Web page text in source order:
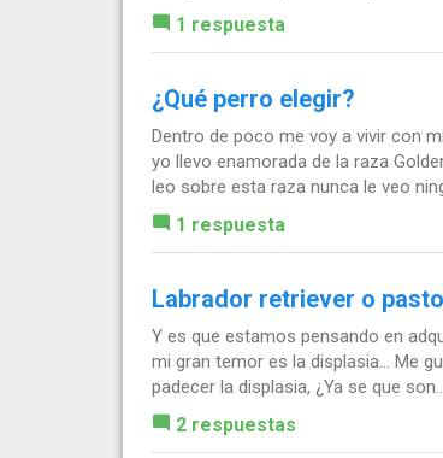
1 respuesta
¿Qué perro elegir?
Dentro de poco me voy a vivir con
yo llevo enamorada de la raza
leo sobre esta raza nunca le veo
1 respuesta
Labrador retriever o
Y es que estamos pensando en
mi gran temor es la displasia... Me
padecer la displasia, ¿Ya se que
2 respuestas